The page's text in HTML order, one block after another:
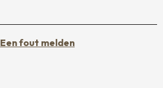
Een fout melden